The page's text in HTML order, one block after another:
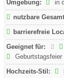
Umgebung:
in
nutzbare
barrierefreie
Geeignet für:
Geburtstagsfeier
Hochzeits-Stil: